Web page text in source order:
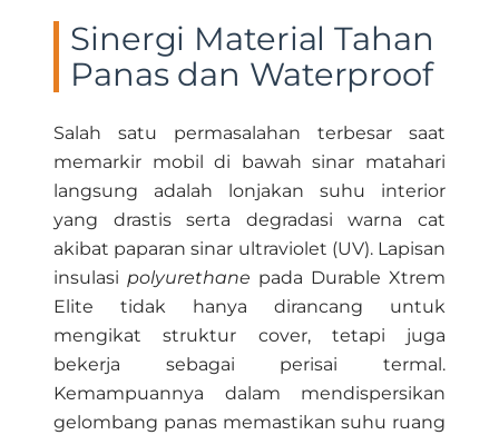
Sinergi Material Tahan
Panas dan Waterproof
Salah satu permasalahan terbesar saat
memarkir mobil di bawah sinar matahari
langsung adalah lonjakan suhu interior
yang drastis serta degradasi warna cat
akibat paparan sinar ultraviolet (UV). Lapisan
insulasi polyurethane pada Durable Xtrem
Elite tidak hanya dirancang untuk
mengikat struktur cover, tetapi juga
bekerja sebagai perisai termal.
Kemampuannya dalam mendispersikan
gelombang panas memastikan suhu ruang